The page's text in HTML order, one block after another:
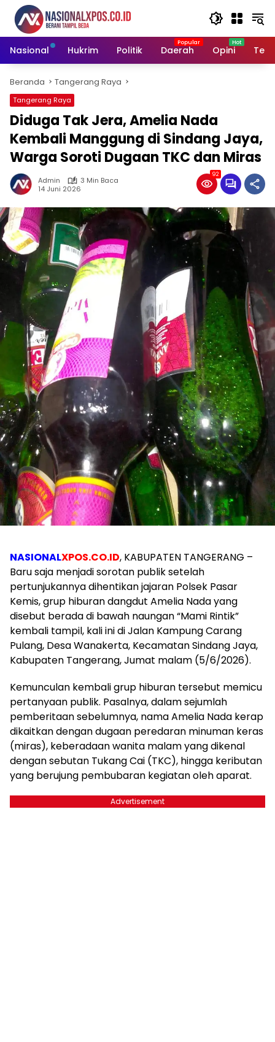
Langsung
konten
Nasional
Hukrim Politik Daerah Opini
Beranda Tangerang Raya
Tangerang Raya
Diduga Tak Jera, Amelia Nada
Kembali Manggung di Sindang Jaya,
Warga Soroti Dugaan TKC dan Miras
Admin
3 Min Baca
14 Juni 2026
92
NASIONALXPOS.CO.ID, KABUPATEN TANGERANG –
Baru saja menjadi sorotan publik setelah
pertunjukannya dihentikan jajaran Polsek Pasar
Kemis, grup hiburan dangdut Amelia Nada yang
disebut berada di bawah naungan “Mami Rintik”
kembali tampil, kali ini di Jalan Kampung Carang
Pulang, Desa Wanakerta, Kecamatan Sindang Jaya,
Kabupaten Tangerang, Jumat malam (5/6/2026).
Kemunculan kembali grup hiburan tersebut memicu
pertanyaan publik. Pasalnya, dalam sejumlah
pemberitaan sebelumnya, nama Amelia Nada kerap
dikaitkan dengan dugaan peredaran minuman keras
(miras), keberadaan wanita malam yang dikenal
dengan sebutan Tukang Cai (TKC), hingga keributan
yang berujung pembubaran kegiatan oleh aparat.
Advertisement